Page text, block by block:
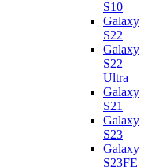
S10
Galaxy
S22
Galaxy
S22
Ultra
Galaxy
S21
Galaxy
S23
Galaxy
S23FE